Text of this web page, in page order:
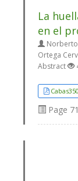
La
en el
Norberto
Ortega
Abstract
Page